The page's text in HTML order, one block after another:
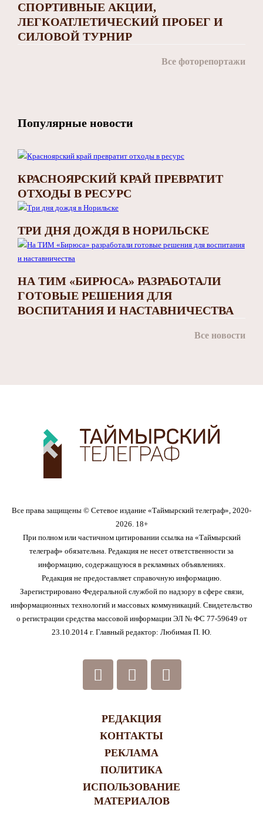
СПОРТИВНЫЕ АКЦИИ,
ЛЕГКОАТЛЕТИЧЕСКИЙ ПРОБЕГ И
СИЛОВОЙ ТУРНИР
Все фоторепортажи
Популярные новости
КРАСНОЯРСКИЙ КРАЙ ПРЕВРАТИТ
ОТХОДЫ В РЕСУРС
ТРИ ДНЯ ДОЖДЯ В НОРИЛЬСКЕ
НА ТИМ «БИРЮСА» РАЗРАБОТАЛИ
ГОТОВЫЕ РЕШЕНИЯ ДЛЯ
ВОСПИТАНИЯ И НАСТАВНИЧЕСТВА
Все новости
Все права защищены © Сетевое издание «Таймырский телеграф», 2020-
2026. 18+
При полном или частичном цитировании ссылка на «Таймырский
телеграф» обязательна. Редакция не несет ответственности за
информацию, содержащуюся в рекламных объявлениях.
Редакция не предоставляет справочную информацию.
Зарегистрировано Федеральной службой по надзору в сфере связи,
информационных технологий и массовых коммуникаций. Свидетельство
о регистрации средства массовой информации ЭЛ № ФС 77-59649 от
23.10.2014 г. Главный редактор: Любимая П. Ю.
РЕДАКЦИЯ
КОНТАКТЫ
РЕКЛАМА
ПОЛИТИКА
ИСПОЛЬЗОВАНИЕ
МАТЕРИАЛОВ